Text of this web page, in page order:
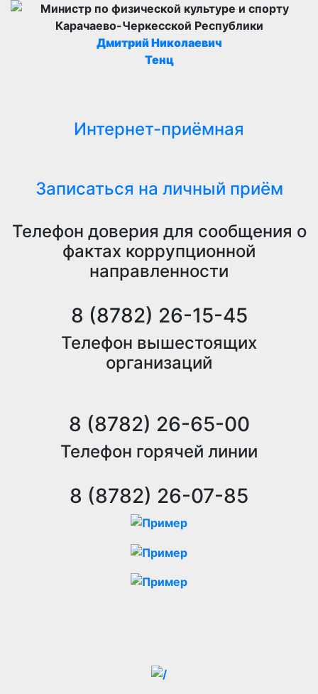
Дмитрий Николаевич
Тенц
Интернет-приёмная
Записаться на личный приём
Телефон доверия для сообщения о
фактах коррупционной
направленности
8 (8782) 26-15-45
Телефон вышестоящих
организаций
8 (8782) 26-65-00
Телефон горячей линии
8 (8782) 26-07-85